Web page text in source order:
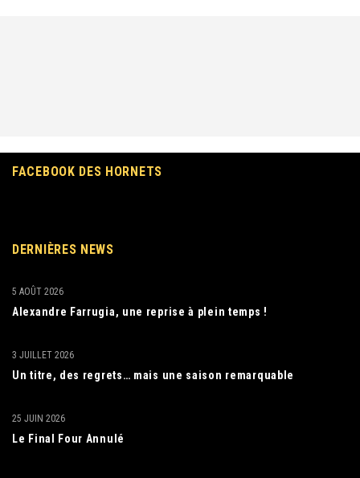
FACEBOOK DES HORNETS
DERNIÈRES NEWS
Alexandre Farrugia, une reprise à plein temps !
5 AOÛT 2026
Un titre, des regrets… mais une saison remarquable
3 JUILLET 2026
Le Final Four Annulé
25 JUIN 2026